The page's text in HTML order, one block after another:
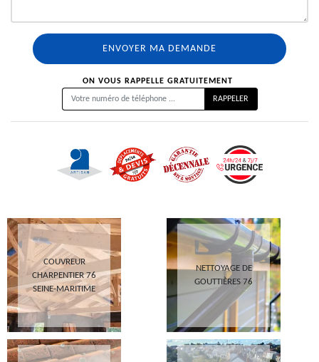
ON VOUS RAPPELLE GRATUITEMENT
COUVREUR
CHARPENTIER 76
SEINE-MARITIME
NETTOYAGE DE
GOUTTIÈRES 76